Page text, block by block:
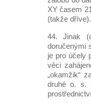
XY časem
(takže dříve).
44. Jinak
doručenými
je pro účely
věci
„okamžik“
druhé o. s.